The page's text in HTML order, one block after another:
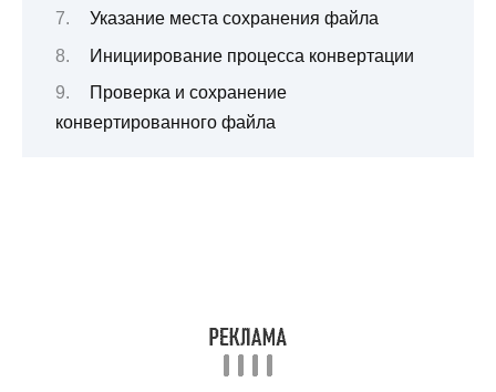
Указание места сохранения файла
Инициирование процесса конвертации
Проверка и сохранение
конвертированного файла